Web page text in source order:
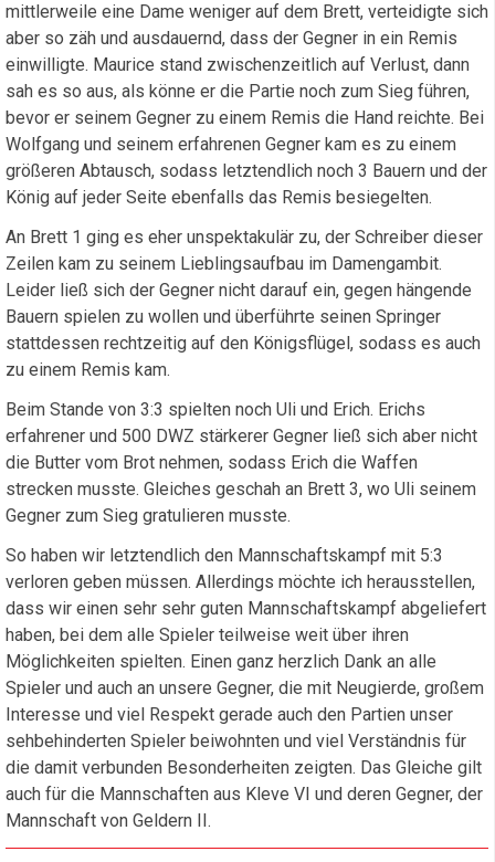
mittlerweile eine Dame weniger auf dem Brett, verteidigte sich
aber so zäh und ausdauernd, dass der Gegner in ein Remis
einwilligte. Maurice stand zwischenzeitlich auf Verlust, dann
sah es so aus, als könne er die Partie noch zum Sieg führen,
bevor er seinem Gegner zu einem Remis die Hand reichte. Bei
Wolfgang und seinem erfahrenen Gegner kam es zu einem
größeren Abtausch, sodass letztendlich noch 3 Bauern und der
König auf jeder Seite ebenfalls das Remis besiegelten.
An Brett 1 ging es eher unspektakulär zu, der Schreiber dieser
Zeilen kam zu seinem Lieblingsaufbau im Damengambit.
Leider ließ sich der Gegner nicht darauf ein, gegen hängende
Bauern spielen zu wollen und überführte seinen Springer
stattdessen rechtzeitig auf den Königsflügel, sodass es auch
zu einem Remis kam.
Beim Stande von 3:3 spielten noch Uli und Erich. Erichs
erfahrener und 500 DWZ stärkerer Gegner ließ sich aber nicht
die Butter vom Brot nehmen, sodass Erich die Waffen
strecken musste. Gleiches geschah an Brett 3, wo Uli seinem
Gegner zum Sieg gratulieren musste.
So haben wir letztendlich den Mannschaftskampf mit 5:3
verloren geben müssen. Allerdings möchte ich herausstellen,
dass wir einen sehr sehr guten Mannschaftskampf abgeliefert
haben, bei dem alle Spieler teilweise weit über ihren
Möglichkeiten spielten. Einen ganz herzlich Dank an alle
Spieler und auch an unsere Gegner, die mit Neugierde, großem
Interesse und viel Respekt gerade auch den Partien unser
sehbehinderten Spieler beiwohnten und viel Verständnis für
die damit verbunden Besonderheiten zeigten. Das Gleiche gilt
auch für die Mannschaften aus Kleve VI und deren Gegner, der
Mannschaft von Geldern II.